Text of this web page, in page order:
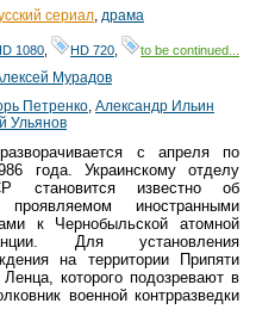
сериал, драма
1080 HD 720 to be continued...
Мурадов
Петренко, Александр Ильин
Ульянов
с апреля по
года. Украинскому отделу
становится известно об
проявляемом иностранными
к Чернобыльской атомной
Для установления
на территории Припяти
которого подозревают в
военной контрразведки